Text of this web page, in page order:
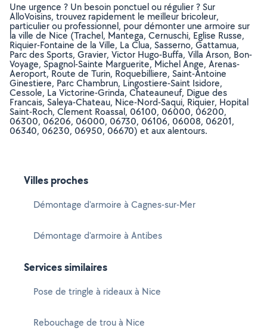
Une urgence ? Un besoin ponctuel ou régulier ? Sur
AlloVoisins, trouvez rapidement le meilleur bricoleur,
particulier ou professionnel, pour démonter une armoire sur
la ville de Nice (Trachel, Mantega, Cernuschi, Eglise Russe,
Riquier-Fontaine de la Ville, La Clua, Sasserno, Gattamua,
Parc des Sports, Gravier, Victor Hugo-Buffa, Villa Arson, Bon-
Voyage, Spagnol-Sainte Marguerite, Michel Ange, Arenas-
Aeroport, Route de Turin, Roquebilliere, Saint-Antoine
Ginestiere, Parc Chambrun, Lingostiere-Saint Isidore,
Cessole, La Victorine-Grinda, Chateauneuf, Digue des
Francais, Saleya-Chateau, Nice-Nord-Saqui, Riquier, Hopital
Saint-Roch, Clement Roassal, 06100, 06000, 06200,
06300, 06206, 06000, 06730, 06106, 06008, 06201,
06340, 06230, 06950, 06670) et aux alentours.
Villes proches
Démontage d'armoire à Cagnes-sur-Mer
Démontage d'armoire à Antibes
Services similaires
Pose de tringle à rideaux à Nice
Rebouchage de trou à Nice